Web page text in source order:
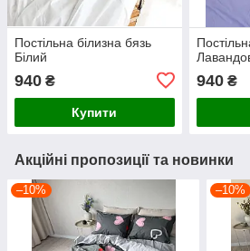
Постільна білизна бязь
Білий
940 ₴
Купити
940₴
Акційні пропозиції та новинки
–10% –10%